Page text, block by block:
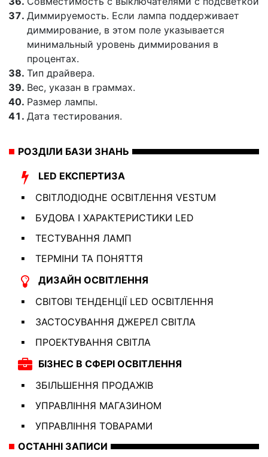
Диммируемость. Если лампа поддерживает
диммирование, в этом поле указывается
минимальный уровень диммирования в
процентах.
Тип драйвера.
Вес, указан в граммах.
Размер лампы.
Дата тестирования.
РОЗДІЛИ БАЗИ ЗНАНЬ
LED ЕКСПЕРТИЗА
СВІТЛОДІОДНЕ ОСВІТЛЕННЯ VESTUM
БУДОВА І ХАРАКТЕРИСТИКИ LED
ТЕСТУВАННЯ ЛАМП
ТЕРМІНИ ТА ПОНЯТТЯ
ДИЗАЙН ОСВІТЛЕННЯ
СВІТОВІ ТЕНДЕНЦІЇ LED ОСВІТЛЕННЯ
ЗАСТОСУВАННЯ ДЖЕРЕЛ СВІТЛА
ПРОЕКТУВАННЯ СВІТЛА
БІЗНЕС В СФЕРІ ОСВІТЛЕННЯ
ЗБІЛЬШЕННЯ ПРОДАЖІВ
УПРАВЛІННЯ МАГАЗИНОМ
УПРАВЛІННЯ ТОВАРАМИ
ОСТАННІ ЗАПИСИ